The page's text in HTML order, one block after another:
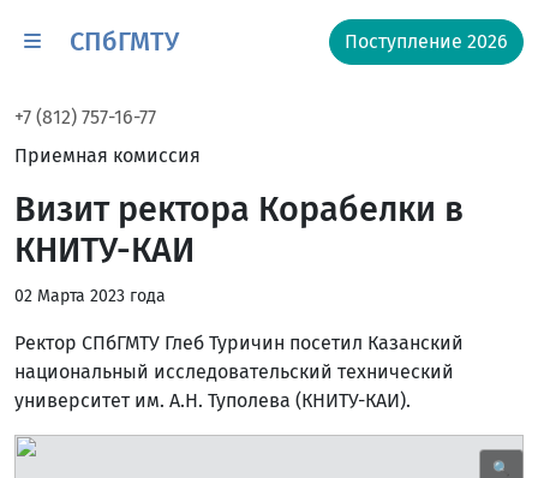
СПбГМТУ Поступление 2026
+7 (812) 757-16-77
Приемная комиссия
Визит ректора Корабелки в
КНИТУ-КАИ
02 Марта 2023 года
Ректор СПбГМТУ Глеб Туричин посетил Казанский
национальный исследовательский технический
университет им. А.Н. Туполева (КНИТУ-КАИ).
🔍